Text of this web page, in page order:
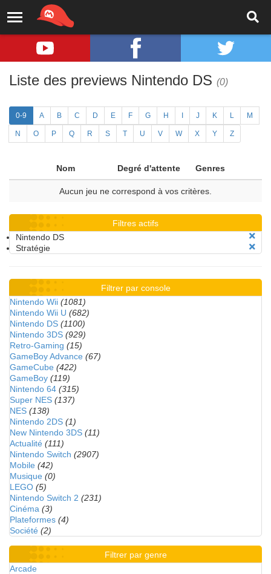
Liste des previews Nintendo DS (0)
0-9 A B C D E F G H J K L M
N O P Q R S T U V W X Y Z
Nom Degré d'attente Genres
Aucun jeu ne correspond à vos critères.
Filtres actifs
Nintendo DS
Stratégie
Filtrer par console
Nintendo Wii (1081)
Nintendo Wii U (682)
Nintendo DS (1100)
Nintendo 3DS (929)
Retro-Gaming (15)
GameBoy Advance (67)
GameCube (422)
GameBoy (119)
Nintendo 64 (315)
Super NES (137)
NES (138)
Nintendo 2DS (1)
New Nintendo 3DS (11)
Actualité (111)
Nintendo Switch (2907)
Mobile (42)
Musique (0)
LEGO (5)
Nintendo Switch 2 (231)
Cinéma (3)
Plateformes (4)
Société (2)
Filtrer par genre
Arcade